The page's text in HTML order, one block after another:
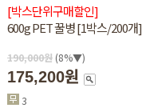
[박스단위구매할인]
600g PET 꿀병 [1박스/200개]
190,000원 (8%▼)
175,200원
3